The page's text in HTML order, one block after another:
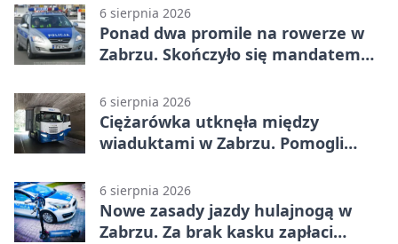
6 sierpnia 2026
Ponad dwa promile na rowerze w
Zabrzu. Skończyło się mandatem
6 sierpnia 2026
Ciężarówka utknęła między
wiaduktami w Zabrzu. Pomogli
6 sierpnia 2026
Nowe zasady jazdy hulajnogą w
Zabrzu. Za brak kasku zapłaci